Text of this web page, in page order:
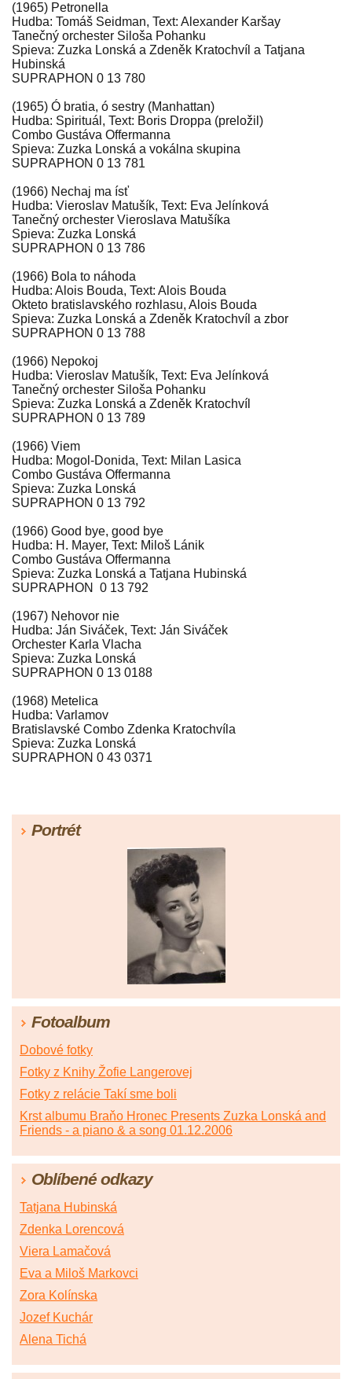
(1965) Petronella
Hudba: Tomáš Seidman, Text: Alexander Karšay
Tanečný orchester Siloša Pohanku
Spieva: Zuzka Lonská a Zdeněk Kratochvíl a Tatjana
Hubinská
SUPRAPHON 0 13 780
(1965) Ó bratia, ó sestry (Manhattan)
Hudba: Spirituál, Text: Boris Droppa (preložil)
Combo Gustáva Offermanna
Spieva: Zuzka Lonská a vokálna skupina
SUPRAPHON 0 13 781
(1966) Nechaj ma ísť
Hudba: Vieroslav Matušík, Text: Eva Jelínková
Tanečný orchester Vieroslava Matušíka
Spieva: Zuzka Lonská
SUPRAPHON 0 13 786
(1966) Bola to náhoda
Hudba: Alois Bouda, Text: Alois Bouda
Okteto bratislavského rozhlasu, Alois Bouda
Spieva: Zuzka Lonská a Zdeněk Kratochvíl a zbor
SUPRAPHON 0 13 788
(1966) Nepokoj
Hudba: Vieroslav Matušík, Text: Eva Jelínková
Tanečný orchester Siloša Pohanku
Spieva: Zuzka Lonská a Zdeněk Kratochvíl
SUPRAPHON 0 13 789
(1966) Viem
Hudba: Mogol-Donida, Text: Milan Lasica
Combo Gustáva Offermanna
Spieva: Zuzka Lonská
SUPRAPHON 0 13 792
(1966) Good bye, good bye
Hudba: H. Mayer, Text: Miloš Lánik
Combo Gustáva Offermanna
Spieva: Zuzka Lonská a Tatjana Hubinská
SUPRAPHON 0 13 792
(1967) Nehovor nie
Hudba: Ján Siváček, Text: Ján Siváček
Orchester Karla Vlacha
Spieva: Zuzka Lonská
SUPRAPHON 0 13 0188
(1968) Metelica
Hudba: Varlamov
Bratislavské Combo Zdenka Kratochvíla
Spieva: Zuzka Lonská
SUPRAPHON 0 43 0371
Portrét
Fotoalbum
Dobové fotky
Fotky z Knihy Žofie Langerovej
Fotky z relácie Takí sme boli
Krst albumu Braňo Hronec Presents Zuzka Lonská and
Friends - a piano & a song 01.12.2006
Oblíbené odkazy
Tatjana Hubinská
Zdenka Lorencová
Viera Lamačová
Eva a Miloš Markovci
Zora Kolínska
Jozef Kuchár
Alena Tichá